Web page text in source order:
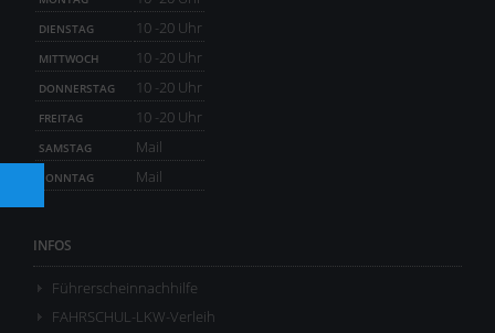
DIENSTAG 10 -20 Uhr
MITTWOCH 10 -20 Uhr
DONNERSTAG 10 -20 Uhr
FREITAG 10 -20 Uhr
SAMSTAG Mail
SONNTAG Mail
INFOS
Führerscheinnachhilfe
FAHRSCHUL-LKW-Verleih